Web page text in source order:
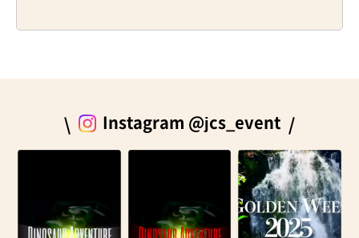
Instagram @jcs_event